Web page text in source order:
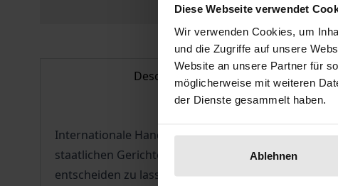
Diese Webseite verwendet
Wir verwenden Cookies, um
und die Zugriffe auf unsere
Website an unsere Partner für
möglicherweise mit weiteren
der Dienste gesammelt haben.
Ablehnen
Description
Internationale Handelsschiedsgerichte werden
staatlichen Gerichten vorbehalten, bis der U.S.
entscheiden zu lassen. Dieses Urteil löste einen